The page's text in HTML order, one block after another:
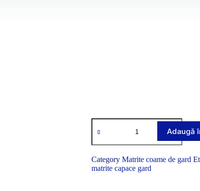
Adaugă
Category Matrite coame de gard
matrite capace gard